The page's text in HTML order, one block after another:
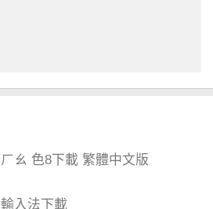
ㄠ 色8下載 繁體中文版
入法下載